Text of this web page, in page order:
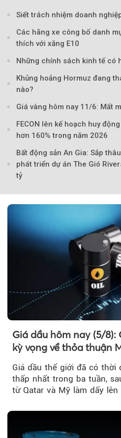
Siết trách nhiệm doanh
Các hãng xe công bố danh
thích với xăng E10
Những chính sách kinh tế có
Khủng hoảng Hormuz đang
nào?
Giá vàng hôm nay 11/6: Mất
FECON lên kế hoạch huy
hơn 160% trong năm 2026
Bất động sản An Gia: Sắp
phát triển dự án The Gió
tỷ
Giá dầu hôm nay (5/
kỳ vọng về thỏa thuận
Giá dầu thế giới đã có thời
thấp nhất trong ba tuần,
từ Qatar và Mỹ làm dấy
Iran.